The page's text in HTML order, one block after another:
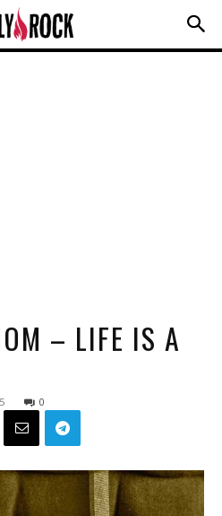
– LIFE IS A
0